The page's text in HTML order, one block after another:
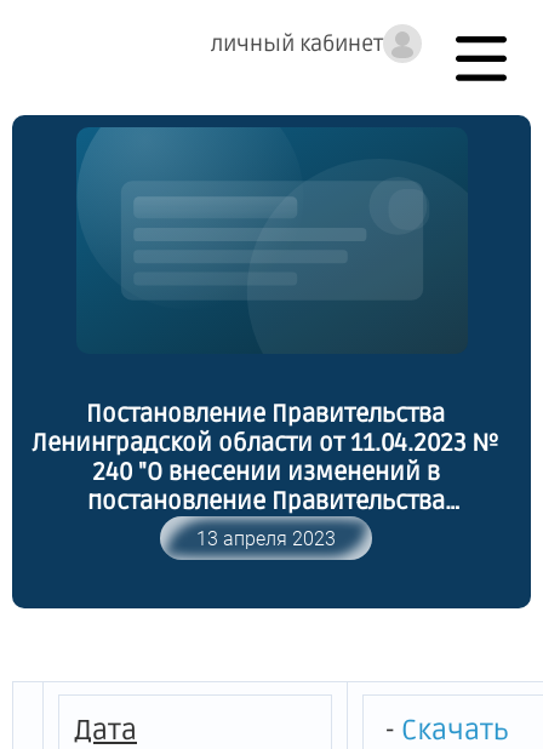
личный кабинет
Постановление Правительства
Ленинградской области от 11.04.2023 №
240 "О внесении изменений в
постановление Правительства
Ленинградской области от 2 июля 2018
года № 220 "О порядке присвоения
приемной) семьи Ленинградской
удостоверения многодетной семьи
Ленинградской области"
13 апреля 2023
Дата
- Скачать